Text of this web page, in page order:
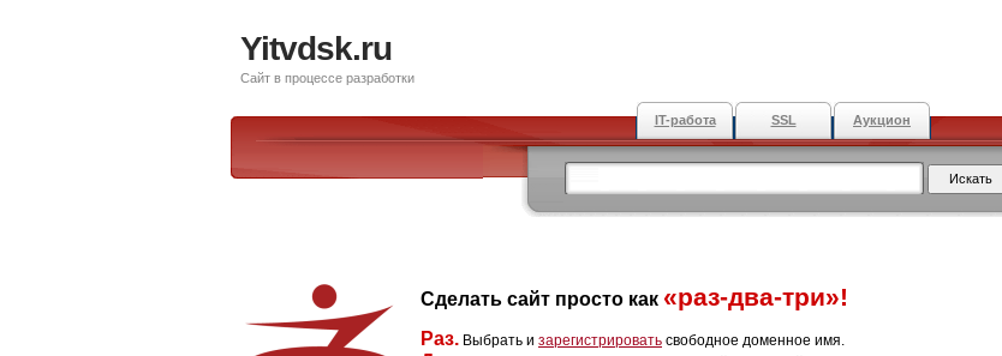
Yitvdsk.ru
Сайт в процессе разработки
IT-работа SSL Аукцион
Сделать сайт просто как «раз-два-три»!
Раз. Выбрать и зарегистрировать свободное доменное имя.